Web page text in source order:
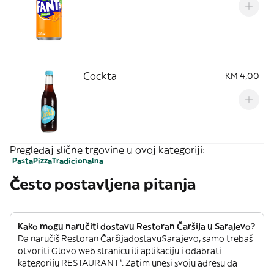
Cockta KM 4,00
Pregledaj slične trgovine u ovoj kategoriji:
PastaPizzaTradicionalna
Često postavljena pitanja
Kako mogu naručiti dostavu Restoran Čaršija u Sarajevo?
Da naručiš Restoran ČaršijadostavuSarajevo, samo trebaš
otvoriti Glovo web stranicu ili aplikaciju i odabrati
kategoriju RESTAURANT”. Zatim unesi svoju adresu da